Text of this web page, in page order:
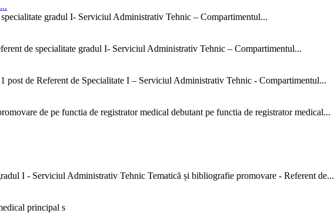
gradul I- Serviciul Administrativ Tehnic – Compartimentul...
de specialitate gradul I- Serviciul Administrativ Tehnic – Compartimentul...
post de Referent de Specialitate I – Serviciul Administrativ Tehnic - Compartimentul...
de pe functia de registrator medical debutant pe functia de registrator medical...
I - Serviciul Administrativ Tehnic Tematică și bibliografie promovare - Referent de...
principal s